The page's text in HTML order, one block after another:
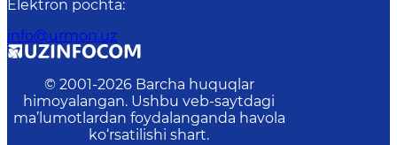
Elektron pochta:
info@urmon.uz
© 2001-2026 Barcha huquqlar
himoyalangan. Ushbu veb-saytdagi
ma’lumotlardan foydalanganda havola
ko‘rsatilishi shart.